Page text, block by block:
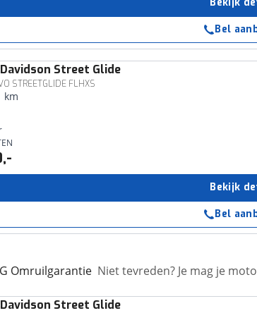
Bel
Street Glide
STREETGLIDE FLHXS
km
Bekijk
Bel
Omruilgarantie Niet tevreden? Je mag je
Street Glide